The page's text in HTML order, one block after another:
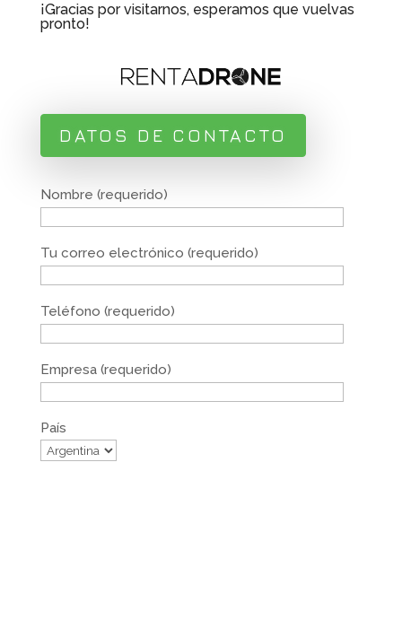
¡Gracias por visitarnos, esperamos que vuelvas
pronto!
DATOS DE CONTACTO
Nombre (requerido)
Tu correo electrónico (requerido)
Teléfono (requerido)
Empresa (requerido)
País